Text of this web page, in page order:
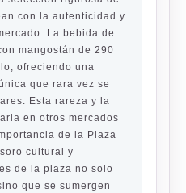
con la autenticidad y
La bebida de
mangostán de 290
ofreciendo una
que rara vez se
Esta rareza y la
en otros mercados
de la Plaza
cultural y
de la plaza no solo
que se sumergen